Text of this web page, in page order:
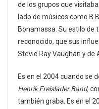
de los grupos que
lado de músicos como
Bonamassa. Su estilo de
reconocido, que sus
Stevie Ray Vaughan y de
Es en el 2004 cuando se
Henrik Freislader Band,
también graba. Es en el